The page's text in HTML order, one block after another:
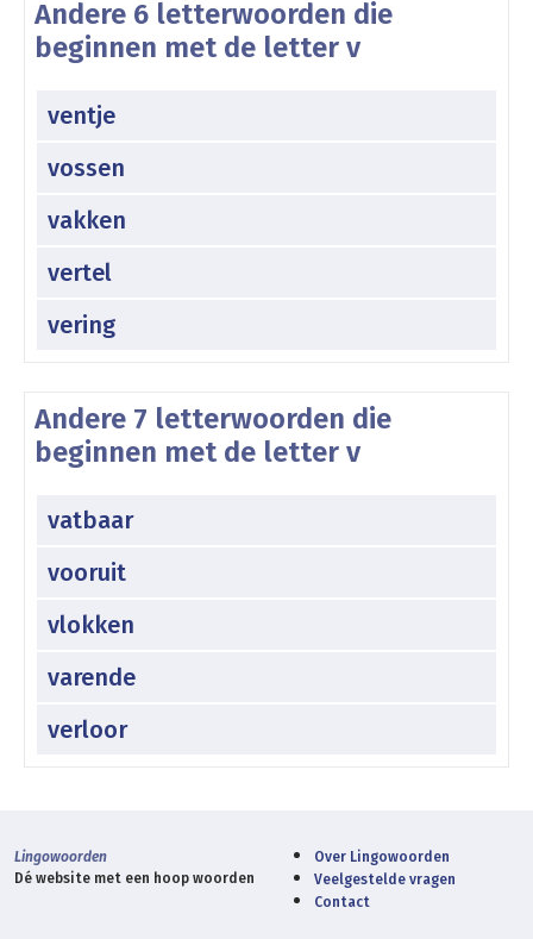
Andere 6 letterwoorden die
beginnen met de letter v
ventje
vossen
vakken
vertel
vering
Andere 7 letterwoorden die
beginnen met de letter v
vatbaar
vooruit
vlokken
varende
verloor
Lingowoorden
Dé website met een hoop woorden
Over Lingowoorden
Veelgestelde vragen
Contact